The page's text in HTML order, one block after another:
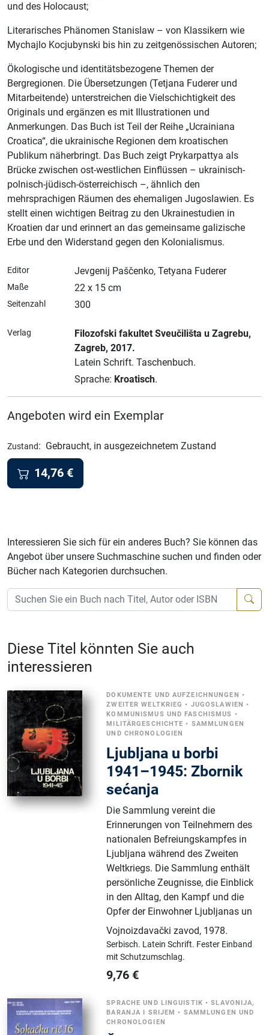
und des Holocaust;
Literarisches Phänomen Stanislaw – von Klassikern wie
Mychajlo Kocjubynski bis hin zu zeitgenössischen Autoren;
Ökologische und identitätsbezogene Themen der
Bergregionen. Die Übersetzungen (Tetjana Fuderer und
Mitarbeitende) unterstreichen die Vielschichtigkeit des
Originals und ergänzen es mit Illustrationen und
Anmerkungen. Das Buch ist Teil der Reihe „Ucrainiana
Croatica“, die ukrainische Regionen dem kroatischen
Publikum näherbringt. Das Buch zeigt Prykarpattya als
Brücke zwischen ost-westlichen Einflüssen – ukrainisch-
polnisch-jüdisch-österreichisch –, ähnlich den
mehrsprachigen Räumen des ehemaligen Jugoslawien. Es
stellt einen wichtigen Beitrag zu den Ukrainestudien in
Kroatien dar und erinnert an das gemeinsame galizische
Erbe und den Widerstand gegen den Kolonialismus.
Editor Jevgenij Paščenko, Tetyana Fuderer
Maße 22 x 15 cm
Seitenzahl 300
Verlag Filozofski fakultet Sveučilišta u Zagrebu,
Zagreb, 2017.
Latein Schrift. Taschenbuch.
Sprache: Kroatisch.
Angeboten wird ein Exemplar
Zustand: Gebraucht, in ausgezeichnetem Zustand
14,76 €
Interessieren Sie sich für ein anderes Buch? Sie können das
Angebot über unsere Suchmaschine suchen und finden oder
Bücher nach Kategorien durchsuchen.
Diese Titel könnten Sie auch
interessieren
DOKUMENTE UND AUFZEICHNUNGEN •
ZWEITER WELTKRIEG • JUGOSLAWIEN •
KOMMUNISMUS UND FASCHISMUS •
MILITÄRGESCHICHTE • SAMMLUNGEN
UND CHRONOLOGIEN
Ljubljana u borbi
1941–1945: Zbornik
sećanja
Die Sammlung vereint die
Erinnerungen von Teilnehmern des
nationalen Befreiungskampfes in
Ljubljana während des Zweiten
Weltkriegs. Die Sammlung enthält
persönliche Zeugnisse, die Einblick
in den Alltag, den Kampf und die
Opfer der Einwohner Ljubljanas un
Vojnoizdavački zavod, 1978.
Serbisch. Latein Schrift. Fester Einband
mit Schutzumschlag.
9,76 €
SPRACHE UND LINGUISTIK •SLAVONIJA,
BARANJA I SRIJEM • SAMMLUNGEN UND
CHRONOLOGIEN